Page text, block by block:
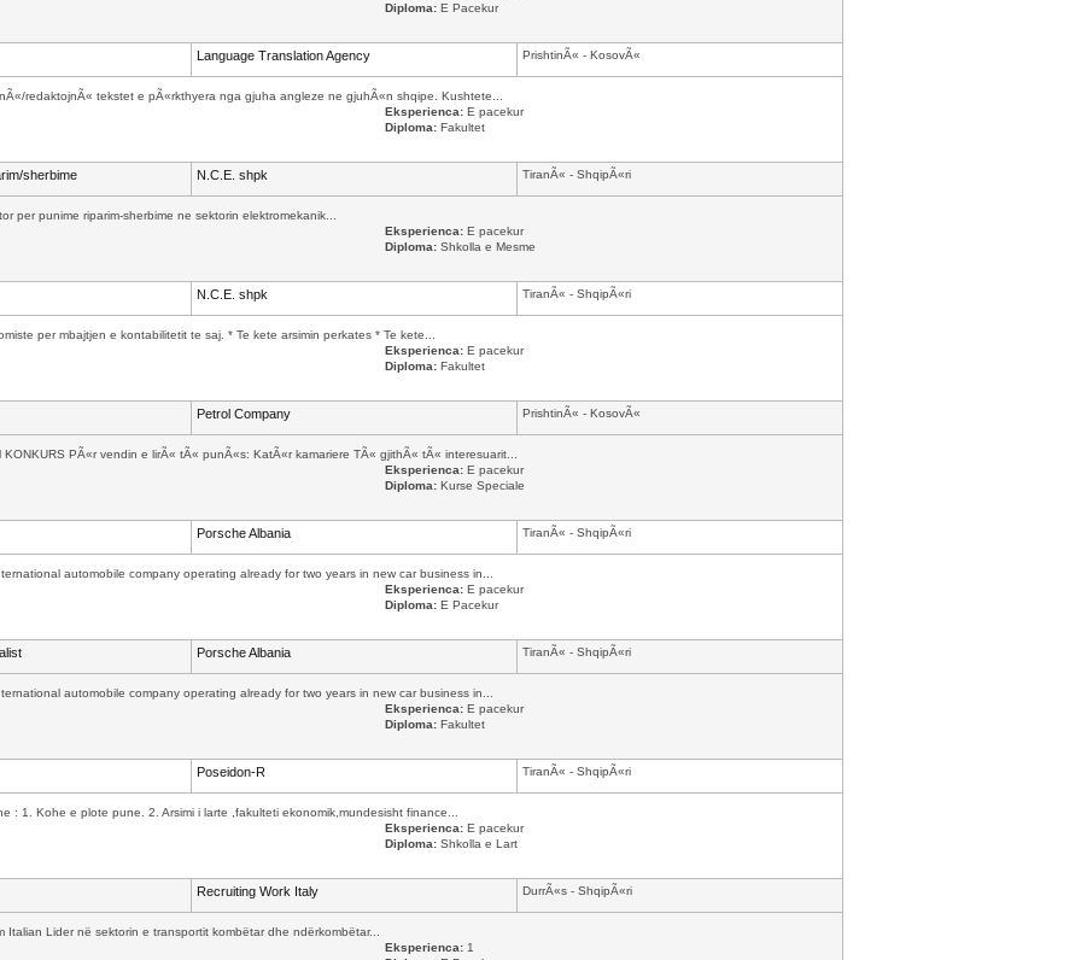
Diploma: E Pacekur
Language Translation Agency PrishtinÃ« - KosovÃ«
redaktojnÃ« tekstet e pÃ«rkthyera nga gjuha angleze ne gjuhÃ«n shqipe. Kushtete...
Eksperienca: E pacekur
Diploma: Fakultet
sherbime N.C.E. shpk TiranÃ« - ShqipÃ«ri
per punime riparim-sherbime ne sektorin elektromekanik...
Eksperienca: E pacekur
Diploma: Shkolla e Mesme
N.C.E. shpk TiranÃ« - ShqipÃ«ri
per mbajtjen e kontabilitetit te saj. * Te kete arsimin perkates * Te kete...
Eksperienca: E pacekur
Diploma: Fakultet
Petrol Company PrishtinÃ« - KosovÃ«
PÃ«r vendin e lirÃ« tÃ« punÃ«s: KatÃ«r kamariere TÃ« gjithÃ« tÃ« interesuarit...
Eksperienca: E pacekur
Diploma: Kurse Speciale
Porsche Albania TiranÃ« - ShqipÃ«ri
automobile company operating already for two years in new car business in...
Eksperienca: E pacekur
Diploma: E Pacekur
Porsche Albania TiranÃ« - ShqipÃ«ri
automobile company operating already for two years in new car business in...
Eksperienca: E pacekur
Diploma: Fakultet
Poseidon-R TiranÃ« - ShqipÃ«ri
: 1. Kohe e plote pune. 2. Arsimi i larte ,fakulteti ekonomik,mundesisht finance...
Eksperienca: E pacekur
Diploma: Shkolla e Lart
Recruiting Work Italy DurrÃ«s - ShqipÃ«ri
Lider në sektorin e transportit kombëtar dhe ndërkombëtar...
Eksperienca: 1